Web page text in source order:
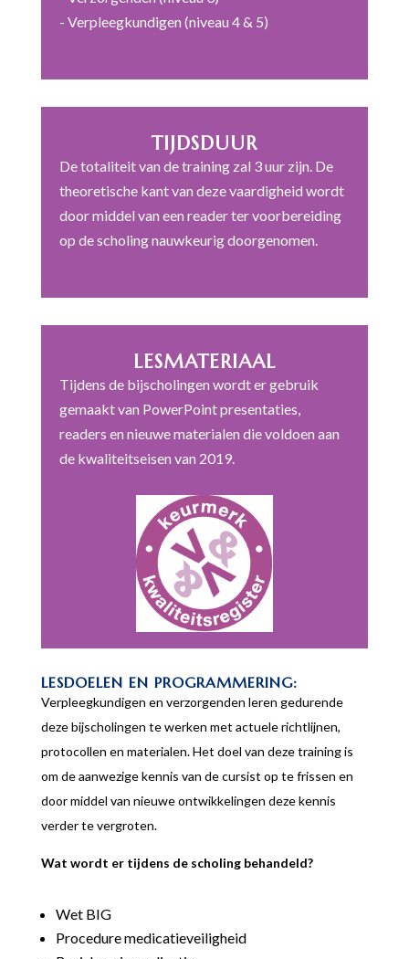
- Verpleegkundigen (niveau 4 & 5)
TIJDSDUUR
De totaliteit van de training zal 3 uur zijn. De
theoretische kant van deze vaardigheid wordt
door middel van een reader ter voorbereiding
op de scholing nauwkeurig doorgenomen.
LESMATERIAAL
Tijdens de bijscholingen wordt er gebruik
gemaakt van PowerPoint presentaties,
readers en nieuwe materialen die voldoen aan
de kwaliteitseisen van 2019.
LESDOELEN EN PROGRAMMERING:
Verpleegkundigen en verzorgenden leren gedurende
deze bijscholingen te werken met actuele richtlijnen,
protocollen en materialen. Het doel van deze training is
om de aanwezige kennis van de cursist op te frissen en
door middel van nieuwe ontwikkelingen deze kennis
verder te vergroten.
Wat wordt er tijdens de scholing behandeld?
Wet BIG
Procedure medicatieveiligheid